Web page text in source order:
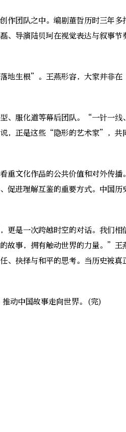
团队之中。编剧董哲历时三年多
、导演陆贝珂在视觉表达与叙事节
生根”。王燕形容，大家并非
服化道等幕后团队。“一针一线
，正是这些“隐形的艺术家”，共
文化作品的公共价值和对外传播
促进理解互鉴的重要方式。中国历
是一次跨越时空的对话。我们相
故事，拥有触动世界的力量。”王
、抉择与和平的思考。当历史被真
动中国故事走向世界。(完)